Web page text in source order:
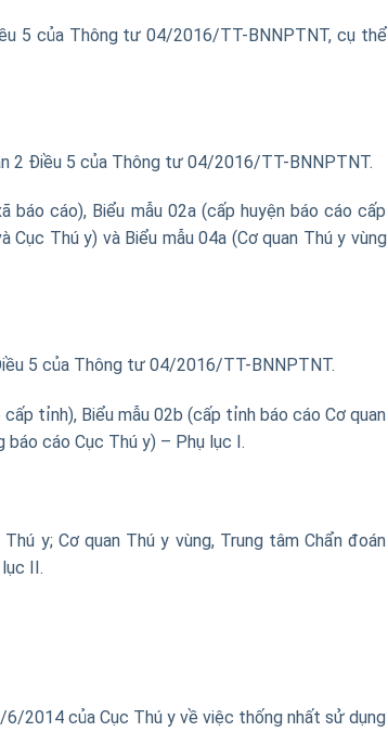
5 của Thông tư 04/2016/TT-BNNPTNT, cụ thể
2 Điều 5 của Thông tư 04/2016/TT-BNNPTNT.
báo cáo), Biểu mẫu 02a (cấp huyện báo cáo cấp
Thú y) và Biểu mẫu 04a (Cơ quan Thú y vùng
5 của Thông tư 04/2016/TT-BNNPTNT.
tỉnh), Biểu mẫu 02b (cấp tỉnh báo cáo Cơ quan
báo cáo Cục Thú y) – Phụ lục I.
y; Cơ quan Thú y vùng, Trung tâm Chẩn đoán
II.
2014 của Cục Thú y về việc thống nhất sử dụng